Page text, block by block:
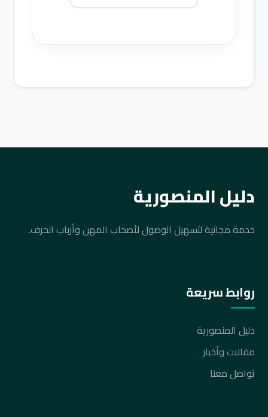
دليل المنصورية
خدمة مجانية لتسهيل الوصول لأصحاب المهن وأرباب الحرف.
روابط سريعة
دليل المنصورية
مقالات وأخبار
تواصل معنا